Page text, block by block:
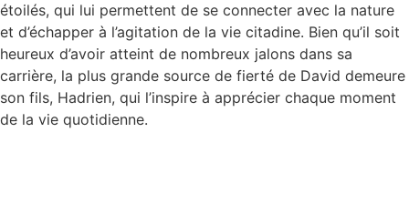
étoilés, qui lui permettent de se connecter avec la nature
et d’échapper à l’agitation de la vie citadine. Bien qu’il soit
heureux d’avoir atteint de nombreux jalons dans sa
carrière, la plus grande source de fierté de David demeure
son fils, Hadrien, qui l’inspire à apprécier chaque moment
de la vie quotidienne.